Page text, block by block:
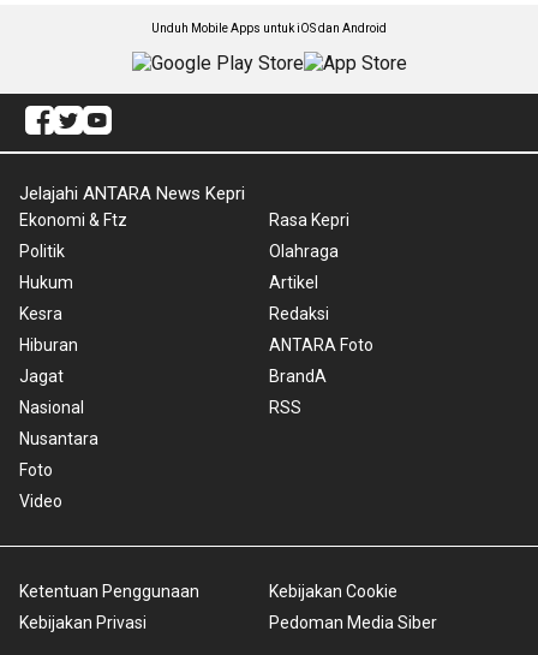
Unduh Mobile Apps untuk iOS dan Android
Jelajahi ANTARA News Kepri
Ekonomi & Ftz
Politik
Hukum
Kesra
Hiburan
Jagat
Nasional
Nusantara
Foto
Video
Rasa Kepri
Olahraga
Artikel
Redaksi
ANTARA Foto
BrandA
RSS
Ketentuan Penggunaan
Kebijakan Privasi
Kebijakan Cookie
Pedoman Media Siber